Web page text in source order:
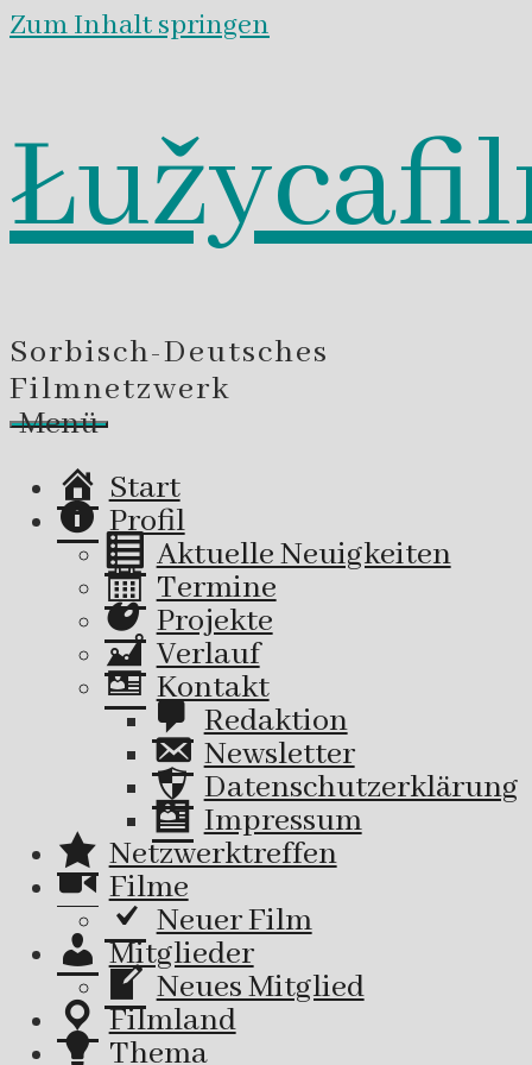
Zum Inhalt springen
Sorbisch-Deutsches
Filmnetzwerk
Menü
Start
Profil
Aktuelle Neuigkeiten
Termine
Projekte
Verlauf
Kontakt
Redaktion
Newsletter
Datenschutzerklärung
Impressum
Netzwerktreffen
Filme
Neuer Film
Mitglieder
Neues Mitglied
Filmland
Thema